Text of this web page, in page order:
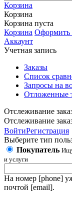
Корзина
Корзина
Корзина пуста
Корзина Оформить
Аккаунт
Учетная запись
Заказы
Список
Запросы на
Отложенные
Отслеживание
Отслеживание
ВойтиРегистрация
Выберите тип
Покупатель
и услуги
На номер [phone]
почтой [email].